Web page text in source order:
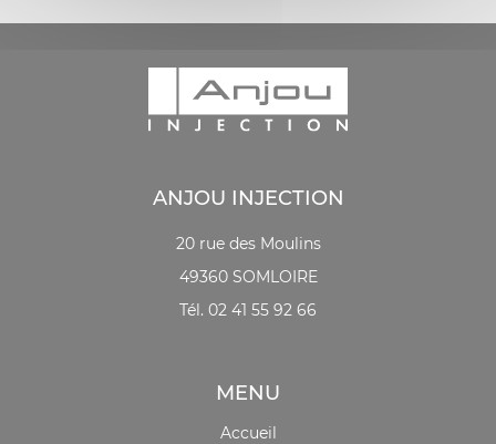
ANJOU INJECTION
20 rue des Moulins
49360 SOMLOIRE
Tél. 02 41 55 92 66
MENU
Accueil